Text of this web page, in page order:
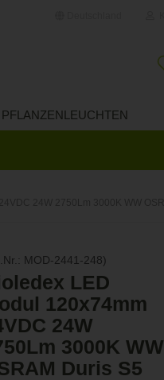
vergessen?
PFLANZENLEUCHTEN
MOD-2441-248)
LED
120x74mm
24W
3000K WW
Duris S5